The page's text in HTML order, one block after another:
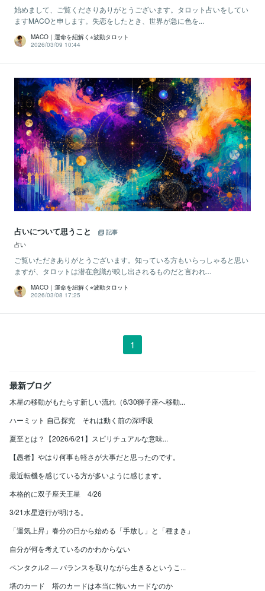
始めまして、ご覧くださりありがとうございます。タロット占いをしてい
ますMACOと申します。失恋をしたとき、世界が急に色を...
MACO｜運命を紐解く⭐︎波動タロット
2026/03/09 10:44
占いについて思うこと
記事
占い
ご覧いただきありがとうございます。知っている方もいらっしゃると思い
ますが、タロットは潜在意識が映し出されるものだと言われ...
MACO｜運命を紐解く⭐︎波動タロット
2026/03/08 17:25
1
最新ブログ
木星の移動がもたらす新しい流れ（6/30獅子座へ移動...
ハーミット 自己探究 それは動く前の深呼吸
夏至とは？【2026/6/21】スピリチュアルな意味...
【愚者】やはり何事も軽さが大事だと思ったのです。
最近転機を感じている方が多いように感じます。
本格的に双子座天王星 4/26
3/21水星逆行が明ける。
「運気上昇」春分の日から始める「手放し」と「種まき」
自分が何を考えているのかわからない
ペンタクル2 ― バランスを取りながら生きるというこ...
塔のカード 塔のカードは本当に怖いカードなのか